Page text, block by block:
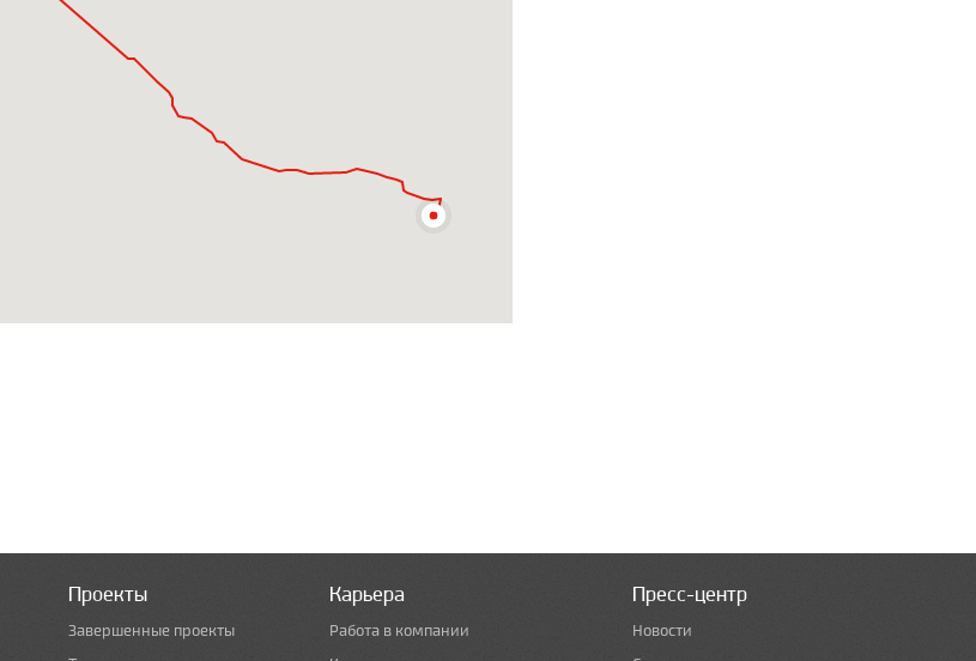
Проекты
Завершенные проекты
Карьера
Работа в компании
Пресс-центр
Новости